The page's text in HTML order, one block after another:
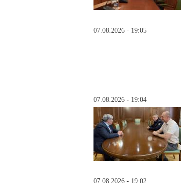
07.08.2026 - 19:05
07.08.2026 - 19:04
07.08.2026 - 19:02